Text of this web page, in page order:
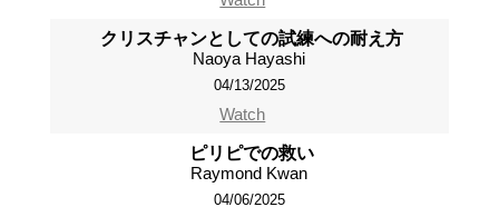
クリスチャンとしての試練への耐え方
Naoya Hayashi
04/13/2025
Watch
ピリピでの救い
Raymond Kwan
04/06/2025